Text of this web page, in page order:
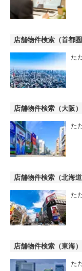
店舗物件検索（首都圏
た
店舗物件検索（大阪）
た
店舗物件検索（北海道
た
店舗物件検索（東海）
た